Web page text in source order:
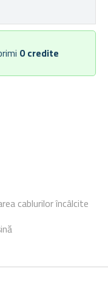
cablurilor încâlcite
0 credite